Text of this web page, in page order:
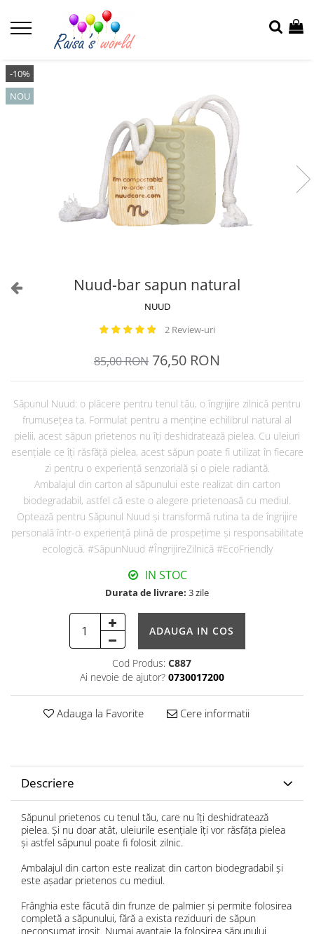
-10%
NOU
Nuud-bar sapun natural
NUUD
2 Review-uri
85,00 RON 76,50 RON
Săpunul Nuud: o plăcere pentru tenul tău, o îngrijire zilnică pentru
frumusețea ta. Formulat pentru a menține echilibrul natural al
pielii, acest săpun prietenos nu îți deshidratează pielea. Cu uleiuri
esențiale ce îți răsfăță pielea, acest săpun poate fi utilizat în fiecare
zi pentru o experiență senzorială și o piele radiantă.
Ambalajul din carton al săpunului este realizat din carton
biodegradabil, astfel că este o alegere prietenoasă cu mediul.
Optează pentru Săpunul Nuud și transformă rutina ta de îngrijire
personală într-o experiență plină de prospețime și responsabilitate
ecologică. #SăpunNuud #ÎngrijireZilnică #EcoFriendly
IN STOC
Durata de livrare: 3 zile
ADAUGA IN COS
Cod Produs: C887
Ai nevoie de ajutor? 0730017200
Adauga la Favorite Cere informatii
Descriere
Săpunul prietenos cu tenul tău, care nu îți deshidratează
pielea. Și nu doar atât, uleiurile esențiale îți vor răsfăța pielea
și astfel săpunul poate fi folosit zilnic.
Ambalajul din carton este realizat din carton biodegradabil și
este așadar prietenos cu mediul.
Frânghia este făcută din frunze de palmier și permite folosirea
completă a săpunului, fără a exista reziduuri de săpun
neconsumat irosit. Numai avantaje la folosirea săpunului